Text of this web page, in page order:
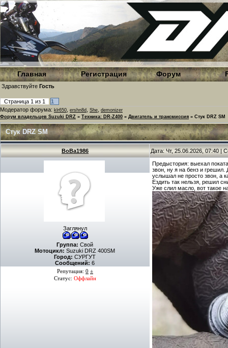
Главная Регистрация Форум
Здравствуйте Гость
Страница 1 из 1
1
Модератор форума: klr650 ershn8d She demonizer
Форум владельцев Suzuki DRZ » Техника: DR-Z400 » Двигатель и трансмиссия » Стук DRZ SM
Стук DRZ SM
BoBa1986 Дата: Чт, 25.06.2026, 07:40 |
Заглянул
Группа: Свой
Мотоцикл: Suzuki DRZ 400SM
Город: СУРГУТ
Сообщений: 6
Репутация: 0 ±
Статус: Оффлайн
Предыстория: выехал
звон, ну я на бенз и
услышал не просто звон, а
Ездить так нельзя, решил
Уже слил масло, вот такое